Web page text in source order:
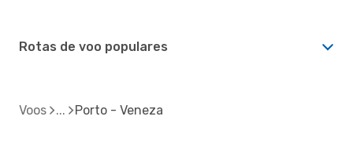
Rotas de voo populares
Voos Porto - Veneza